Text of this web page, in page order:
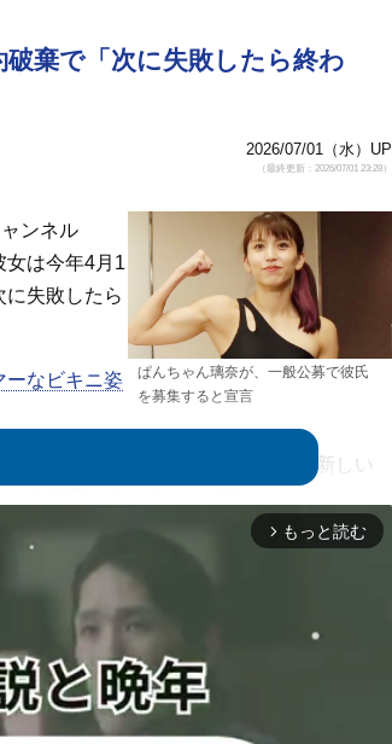
棄で「次に失敗したら終わ
2026/07/01（水）UP
（最終更新：2026/07/01 23:28）
ぱんちゃん璃奈が、一般公募で彼氏
を募集すると宣言
ンネル
は今年4月1
に失敗したら
ーなビキニ姿
んですけど、婚約破棄しました。新しい
。婚約破棄の際も、erikaはぱんちゃんの
けど、私にも一応原因があるので…」と
た」と続けていたが、弁護士が絡んだ話
を公募しま
arrow_forward_ios もっと読む